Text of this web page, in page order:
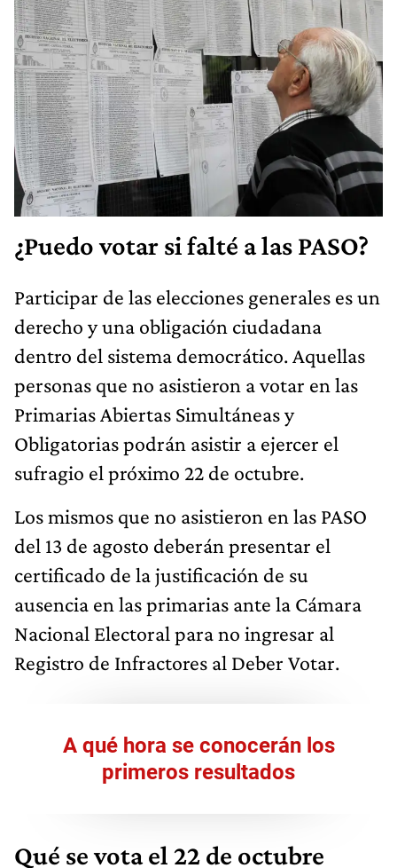
¿Puedo votar si falté a las PASO?
Participar de las elecciones generales es un
derecho y una obligación ciudadana
dentro del sistema democrático. Aquellas
personas que no asistieron a votar en las
Primarias Abiertas Simultáneas y
Obligatorias podrán asistir a ejercer el
sufragio el próximo 22 de octubre.
Los mismos que no asistieron en las PASO
del 13 de agosto deberán presentar el
certificado de la justificación de su
ausencia en las primarias ante la Cámara
Nacional Electoral para no ingresar al
Registro de Infractores al Deber Votar.
A qué hora se conocerán los
primeros resultados
Qué se vota el 22 de octubre